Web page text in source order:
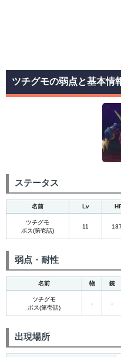
ツチグモの弱点と基本情
ステータス
名前 Lv
ツチグモ
ボス(第壱話)
11
弱点・耐性
名前 物 銃
ツチグモ
ボス(第壱話)
- -
出現場所